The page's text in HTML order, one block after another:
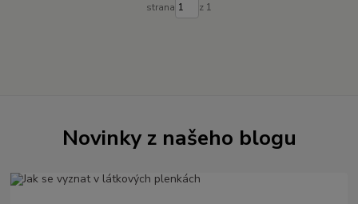
strana z 1
Novinky z našeho blogu